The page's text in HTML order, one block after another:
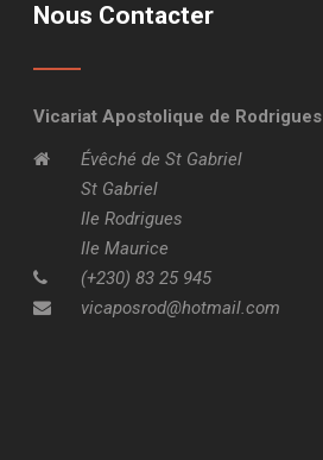
Nous Contacter
Vicariat Apostolique de Rodrigues
Évêché de St Gabriel
St Gabriel
Ile Rodrigues
Ile Maurice
(+230) 83 25 945
vicaposrod@hotmail.com